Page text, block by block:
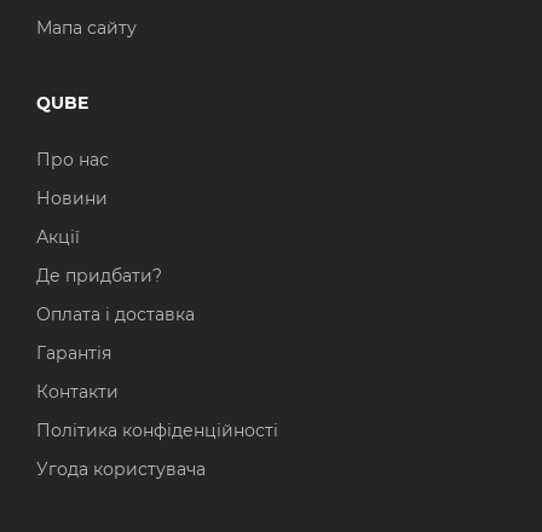
Мапа сайту
QUBE
Про нас
Новини
Акції
Де придбати?
Оплата і доставка
Гарантія
Контакти
Політика конфіденційності
Угода користувача